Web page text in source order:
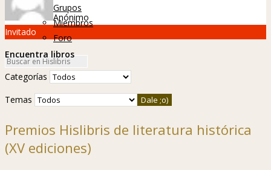
Grupos
Miembros
Foro
Anónimo
Invitado
Encuentra libros
Categorías
Temas
Premios Hislibris de literatura histórica
(XV ediciones)